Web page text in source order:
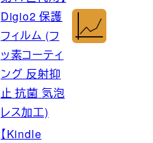
Digio2 保護
フィルム (フ
ッ素コーティ
ング 反射抑
止 抗菌 気泡
レス加工)
【Kindle